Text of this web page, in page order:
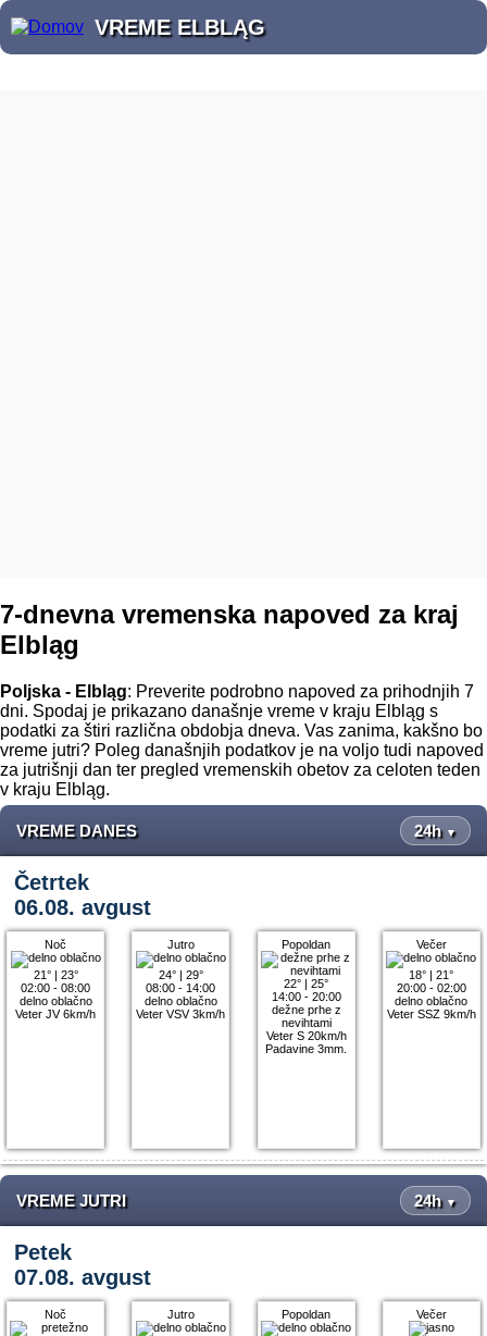
VREME ELBLĄG
7-dnevna vremenska napoved za kraj
Elbląg
Poljska - Elbląg: Preverite podrobno napoved za prihodnjih 7
dni. Spodaj je prikazano današnje vreme v kraju Elbląg s
podatki za štiri različna obdobja dneva. Vas zanima, kakšno bo
vreme jutri? Poleg današnjih podatkov je na voljo tudi napoved
za jutrišnji dan ter pregled vremenskih obetov za celoten teden
v kraju Elbląg.
VREME DANES 24h ▼
Četrtek
06.08. avgust
Noč
21°| 23°
02:00 - 08:00
delno oblačno
Veter JV 6km/h
Jutro
24°| 29°
08:00 - 14:00
delno oblačno
Veter VSV 3km/h
Popoldan
22° |25°
14:00 - 20:00
dežne prhe z
nevihtami
Veter S 20km/h
Padavine 3mm.
Večer
18° |21°
20:00 - 02:00
delno oblačno
Veter SSZ 9km/h
VREME JUTRI 24h ▼
Petek
07.08. avgust
Noč Jutro Popoldan Večer